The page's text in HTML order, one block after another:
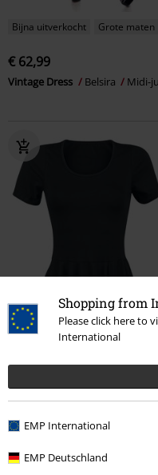
Shopping from
Please click here to
International
EMP International
EMP Deutschland
Bijna uitverkocht Grote maten
€ 62,99
Vintage Dress Belsira Midi-
Bijna uitverkocht Exclusief
vanaf€ 37,99